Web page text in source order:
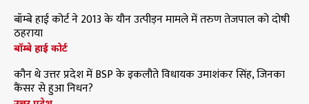
बॉम्बे हाई कोर्ट ने 2013 के यौन उत्पीड़न मामले में तरुण तेजपाल को दोषी
ठहराया
बॉम्बे हाई कोर्ट
कौन थे उत्तर प्रदेश में BSP के इकलौते विधायक उमाशंकर सिंह, जिनका
कैंसर से हुआ निधन?